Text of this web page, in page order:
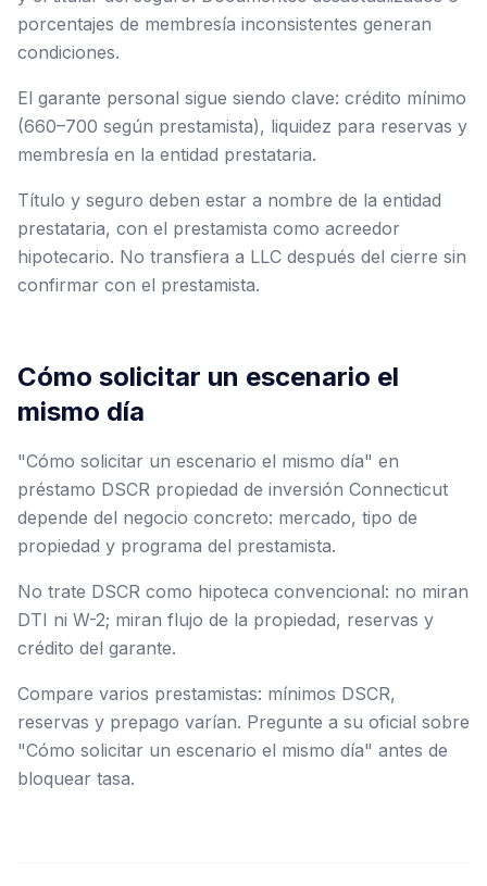
porcentajes de membresía inconsistentes generan
condiciones.
El garante personal sigue siendo clave: crédito mínimo
(660–700 según prestamista), liquidez para reservas y
membresía en la entidad prestataria.
Título y seguro deben estar a nombre de la entidad
prestataria, con el prestamista como acreedor
hipotecario. No transfiera a LLC después del cierre sin
confirmar con el prestamista.
Cómo solicitar un escenario el
mismo día
"Cómo solicitar un escenario el mismo día" en
préstamo DSCR propiedad de inversión Connecticut
depende del negocio concreto: mercado, tipo de
propiedad y programa del prestamista.
No trate DSCR como hipoteca convencional: no miran
DTI ni W-2; miran flujo de la propiedad, reservas y
crédito del garante.
Compare varios prestamistas: mínimos DSCR,
reservas y prepago varían. Pregunte a su oficial sobre
"Cómo solicitar un escenario el mismo día" antes de
bloquear tasa.